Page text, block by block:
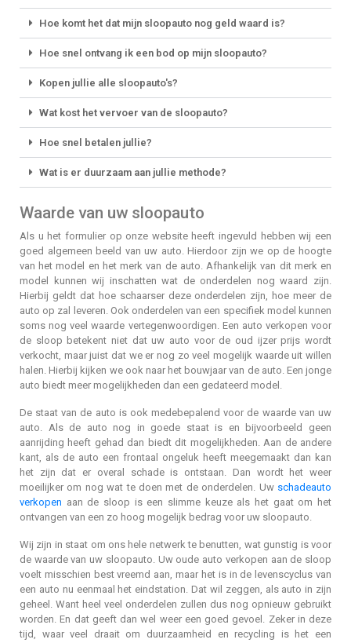
Hoe komt het dat mijn sloopauto nog geld waard is?
Hoe snel ontvang ik een bod op mijn sloopauto?
Kopen jullie alle sloopauto's?
Wat kost het vervoer van de sloopauto?
Hoe snel betalen jullie?
Wat is er duurzaam aan jullie methode?
Waarde van uw sloopauto
Als u het formulier op onze website heeft ingevuld hebben wij een
goed algemeen beeld van uw auto. Hierdoor zijn we op de hoogte
van het model en het merk van de auto. Afhankelijk van dit merk en
model kunnen wij inschatten wat de onderdelen nog waard zijn.
Hierbij geldt dat hoe schaarser deze onderdelen zijn, hoe meer de
auto op zal leveren. Ook onderdelen van een specifiek model kunnen
soms nog veel waarde vertegenwoordigen. Een auto verkopen voor
de sloop betekent niet dat uw auto voor de oud ijzer prijs wordt
verkocht, maar juist dat we er nog zo veel mogelijk waarde uit willen
halen. Hierbij kijken we ook naar het bouwjaar van de auto. Een jonge
auto biedt meer mogelijkheden dan een gedateerd model.
De staat van de auto is ook medebepalend voor de waarde van uw
auto. Als de auto nog in goede staat is en bijvoorbeeld geen
aanrijding heeft gehad dan biedt dit mogelijkheden. Aan de andere
kant, als de auto een frontaal ongeluk heeft meegemaakt dan kan
het zijn dat er overal schade is ontstaan. Dan wordt het weer
moeilijker om nog wat te doen met de onderdelen. Uw schadeauto
verkopen aan de sloop is een slimme keuze als het gaat om het
ontvangen van een zo hoog mogelijk bedrag voor uw sloopauto.
Wij zijn in staat om ons hele netwerk te benutten, wat gunstig is voor
de waarde van uw sloopauto. Uw oude auto verkopen aan de sloop
voelt misschien best vreemd aan, maar het is in de levenscyclus van
een auto nu eenmaal het eindstation. Dat wil zeggen, als auto in zijn
geheel. Want heel veel onderdelen zullen dus nog opnieuw gebruikt
worden. En dat geeft dan wel weer een goed gevoel. Zeker in deze
tijd, waar veel draait om duurzaamheid en recycling is het een